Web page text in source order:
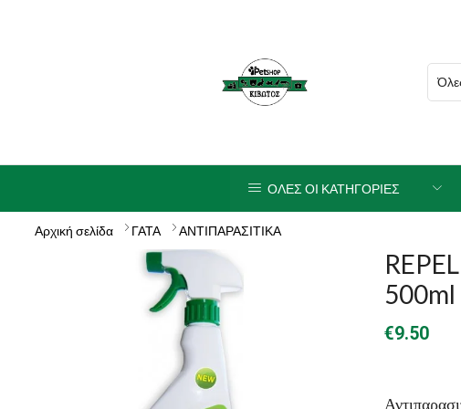
ΟΛΕΣ ΟΙ ΚΑΤΗΓΟΡΙΕΣ
Αρχική σελίδα ΓΑΤΑ ΑΝΤΙΠΑΡΑΣΙΤΙΚΑ
500ml
€9.50